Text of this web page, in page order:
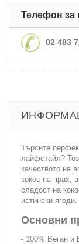
Телефон за
02 483
Търсите
лайфстайл?
качеството на
кокос на прах,
сладост на
истински ягоди.
Основни
- 100% Веган и